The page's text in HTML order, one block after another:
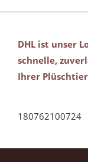
DHL ist unser
schnelle,
Ihrer
180762100724